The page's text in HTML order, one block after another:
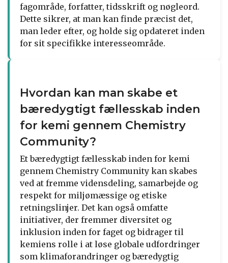
fagområde, forfatter, tidsskrift og nøgleord.
Dette sikrer, at man kan finde præcist det,
man leder efter, og holde sig opdateret inden
for sit specifikke interesseområde.
Hvordan kan man skabe et
bæredygtigt fællesskab inden
for kemi gennem Chemistry
Community?
Et bæredygtigt fællesskab inden for kemi
gennem Chemistry Community kan skabes
ved at fremme vidensdeling, samarbejde og
respekt for miljømæssige og etiske
retningslinjer. Det kan også omfatte
initiativer, der fremmer diversitet og
inklusion inden for faget og bidrager til
kemiens rolle i at løse globale udfordringer
som klimaforandringer og bæredygtig